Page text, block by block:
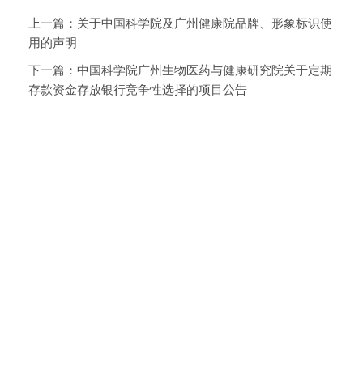
上一篇： 关于中国科学院及广州健康院品牌、形象标识使
用的声明
下一篇： 中国科学院广州生物医药与健康研究院关于定期
存款资金存放银行竞争性选择的项目公告